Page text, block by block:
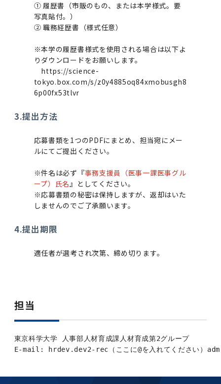
① 履歴書（市販のもの、または本学様式。要
写真貼付。）
② 職務経歴書（様式任意）
※本学の履歴書様式を使用される場合は以下よ
りダウンロードをお願いします。
https://science-
tokyo.box.com/s/z0y4885oq84xmobusgh8
6p00fx53tlvr
3.提出方法
応募書類を1つのPDFにまとめ、担当宛にメー
ルにてご提出ください。
※件名は必ず『事務支援員（医事一課医事グル
ープ）氏名』としてください。
※応募書類の秘密は保持しますが、返却はいた
しませんのでご了承願います。
4.提出期限
適任者が選考され次第、締め切ります。
担当
東京科学大学 人事部人材育成課人材育成第2グループ
E-mail: hrdev.dev2-rec（ここに@を入れてください）